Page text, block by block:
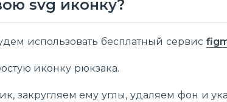
svg иконку?
использовать бесплатный сервис
иконку рюкзака.
закругляем ему углы, удаляем фон и